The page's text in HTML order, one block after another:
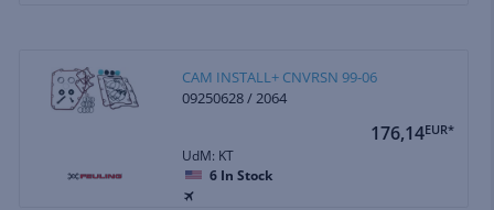
CAM INSTALL+ CNVRSN 99-06
09250628 / 2064
176,14EUR*
UdM: KT
6 In Stock